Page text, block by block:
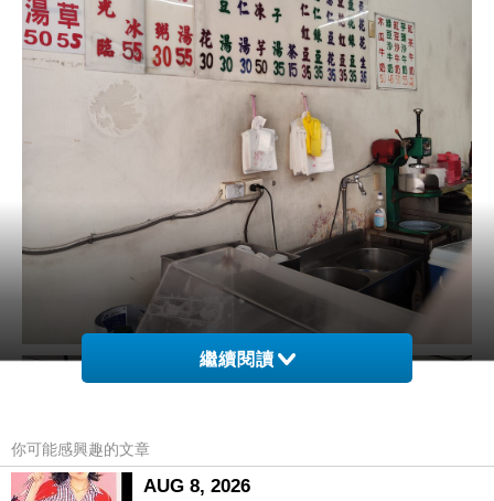
繼續閱讀
你可能感興趣的文章
AUG 8, 2026